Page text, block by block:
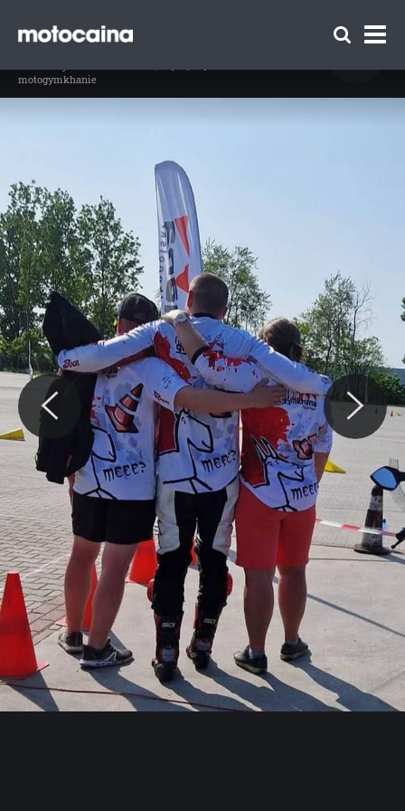
Beata Anioła, Kręcioła #999 – galeria -
zdjęcie 28// Beata Aniola
motogymkhanie
Zespół Motocaina
Regulamin
Polityka prywatności
Reklama
Kontakt
© Motocaina.pl All rights reserved.